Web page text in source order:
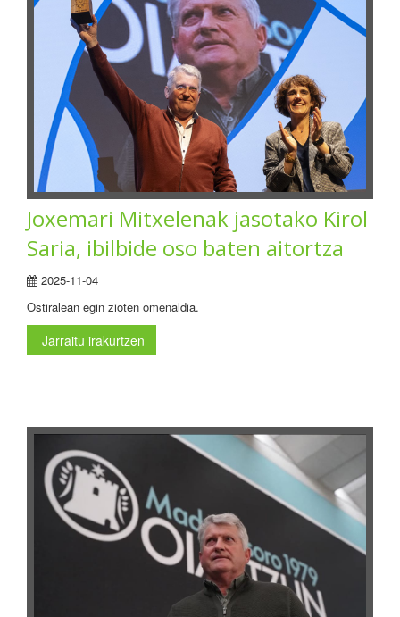
Joxemari Mitxelenak jasotako Kirol
Saria, ibilbide oso baten aitortza
2025-11-04
Ostiralean egin zioten omenaldia.
Jarraitu irakurtzen